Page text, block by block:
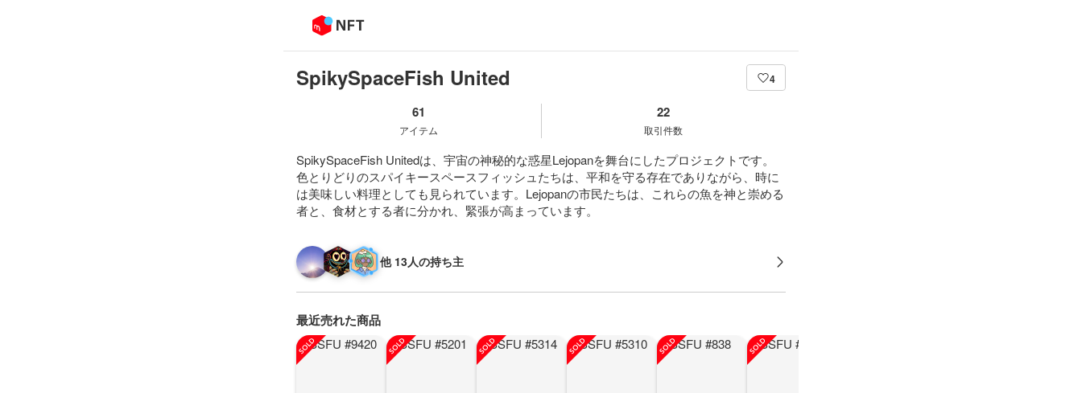
SpikySpaceFish United 4
61
アイテム
22
取引件数
SpikySpaceFish Unitedは、宇宙の神秘的な惑星Lejopanを舞台にしたプロジェクトです。
色とりどりのスパイキースペースフィッシュたちは、平和を守る存在でありながら、時に
は美味しい料理としても見られています。Lejopanの市民たちは、これらの魚を神と崇める
者と、食材とする者に分かれ、緊張が高まっています。
他 13人の持ち主
最近売れた商品